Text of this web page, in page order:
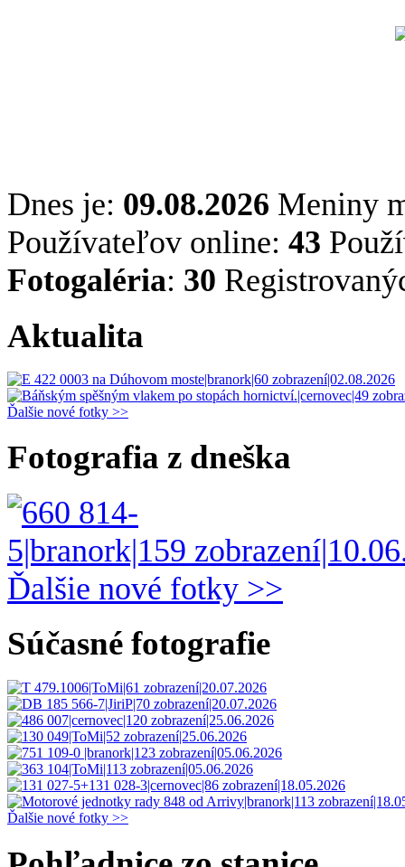
Dnes je: 09.08.2026 Meniny
Používateľov online: 43
Fotogaléria: 30
Aktualita
Ďalšie nové fotky >>
Fotografia z dneška
Ďalšie nové fotky >>
Súčasné fotografie
Ďalšie nové fotky >>